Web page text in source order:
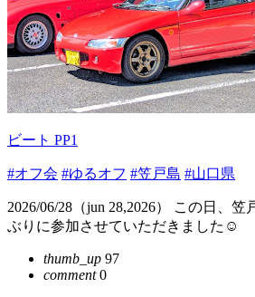
ビート PP1
#オフ会 #ゆるオフ #笠戸島 #山口県
2026/06/28（jun 28,2026） この日、
ぶりに参加させていただきました☺️
thumb_up 97
comment0